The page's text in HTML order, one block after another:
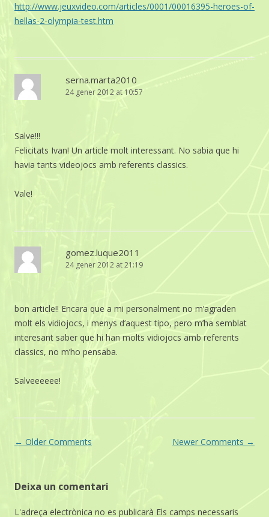
http://www.jeuxvideo.com/articles/0001/00016395-heroes-of-
hellas-2-olympia-test.htm
serna.marta2010
24 gener 2012 at 10:57
Salve!!!
Felicitats Ivan! Un article molt interessant. No sabia que hi
havia tants videojocs amb referents classics.
Vale!
gomez.luque2011
24 gener 2012 at 21:19
bon article!! Encara que a mi personalment no m’agraden
molt els vidiojocs, i menys d’aquest tipo, pero m’ha semblat
interesant saber que hi han molts vidiojocs amb referents
classics, no m’ho pensaba.
Salveeeeee!
Comment
← Older Comments Newer Comments →
Deixa un comentari
L'adreça electrònica no es publicarà Els camps necessaris